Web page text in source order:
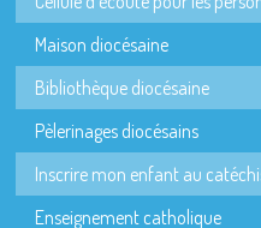
Maison diocésaine
Bibliothèque diocésaine
Pèlerinages diocésains
Inscrire mon enfant au
Enseignement catholique